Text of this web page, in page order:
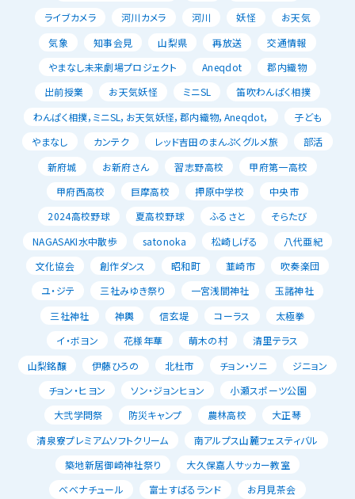
ライブカメラ
河川カメラ 河川 妖怪
お天気
気象
知事会見 山梨県 再放送
交通情報
やまなし未来劇場プロジェクト
Aneqdot
郡内織物
出前授業
お天気妖怪 ミニSL
笛吹わんぱく相撲
わんぱく相撲，ミニSL，お天気妖怪，郡内織物，Aneqdot，
子ども
やまなし
カンテク レッド吉田のまんぷくグルメ旅
部活
新府城
お新府さん 習志野高校
甲府第一高校
甲府西高校
巨摩高校 押原中学校
中央市
2024高校野球
夏高校野球 ふるさと
そらたび
NAGASAKI水中散歩
satonoka 松崎しげる
八代亜紀
文化協会
創作ダンス 昭和町 韮崎市
吹奏楽団
ユ・ジテ
三社みゆき祭り 一宮浅間神社
玉諸神社
三社神社
神輿 信玄堤 コーラス
太極拳
イ・ボヨン
花様年華 萌木の村
清里テラス
山梨銘醸
伊藤ひろの 北杜市 チョン・ソニ
ジニョン
チョン・ヒヨン
ソン・ジョンヒョン
小瀬スポーツ公園
大弐学問祭
防災キャンプ 農林高校
大正琴
清泉寮プレミアムソフトクリーム
南アルプス山麓フェスティバル
築地新居御崎神社祭り
大久保嘉人サッカー教室
べべナチュール
富士すばるランド お月見茶会